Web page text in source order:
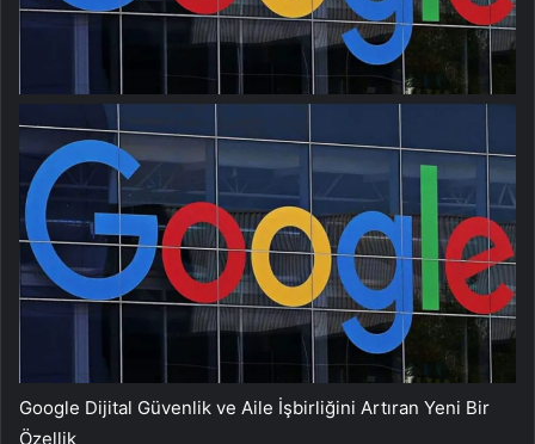
Google Dijital Güvenlik ve Aile İşbirliğini Artıran Yeni Bir
Özellik